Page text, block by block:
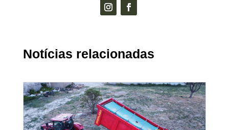
Notícias relacionadas